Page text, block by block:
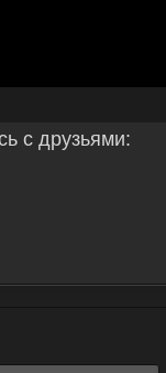
с друзьями: